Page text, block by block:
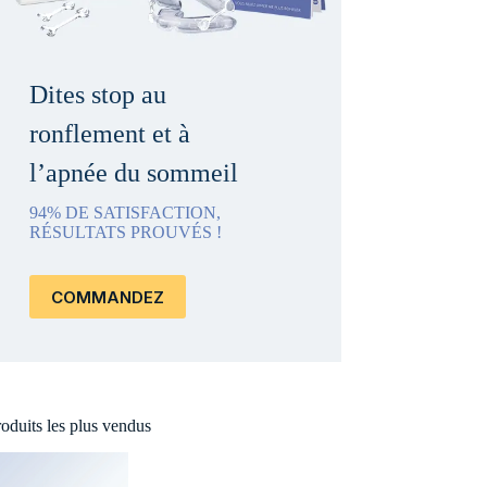
Dites stop au
ronflement et à
l’apnée du sommeil
94% DE SATISFACTION,
RÉSULTATS PROUVÉS !
COMMANDEZ
les plus vendus